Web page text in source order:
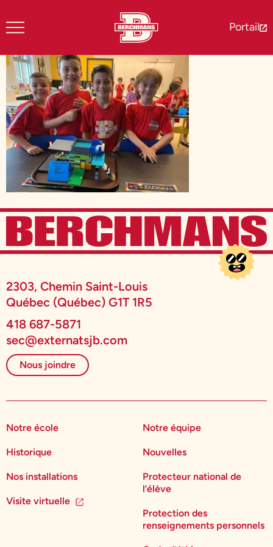
Portail
2303, Chemin Saint-Louis
Québec (Québec) G1T 1R5
418 687-5871
sec@externatsjb.com
Nous joindre
Notre école
Historique
Nos installations
Visite virtuelle
Notre équipe
Nouvelles
Protecteur national de
l’élève
Protection des
renseignements personnels